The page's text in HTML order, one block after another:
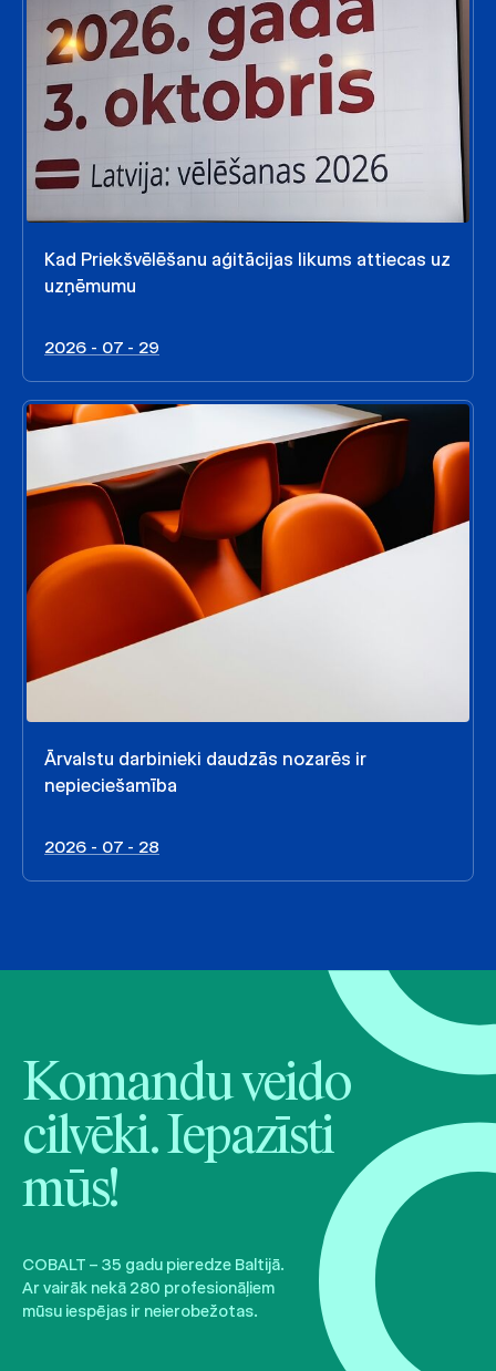
Kad Priekšvēlēšanu aģitācijas likums attiecas uz
uzņēmumu
2026 - 07 - 29
Ārvalstu darbinieki daudzās nozarēs ir
nepieciešamība
2026 - 07 - 28
Komandu veido
cilvēki. Iepazīsti
mūs!
COBALT – 35 gadu pieredze Baltijā.
Ar vairāk nekā 280 profesionāļiem
mūsu iespējas ir neierobežotas.